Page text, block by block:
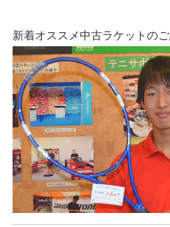
新着オススメ中古ラケットのご